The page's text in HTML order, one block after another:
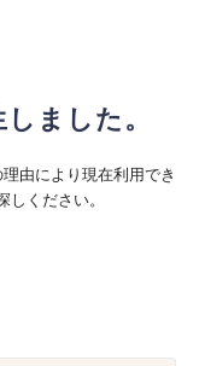
ました。
由により現在利用でき
ください。